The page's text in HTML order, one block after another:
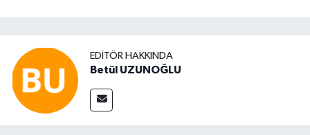
EDITÖR HAKKINDA
Betül UZUNOĞLU